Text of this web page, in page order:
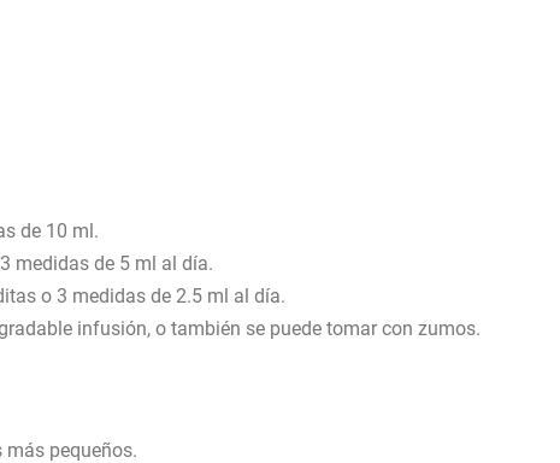
de 10 ml.
medidas de 5 ml al día.
o 3 medidas de 2.5 ml al día.
infusión, o también se puede tomar con zumos.
pequeños.